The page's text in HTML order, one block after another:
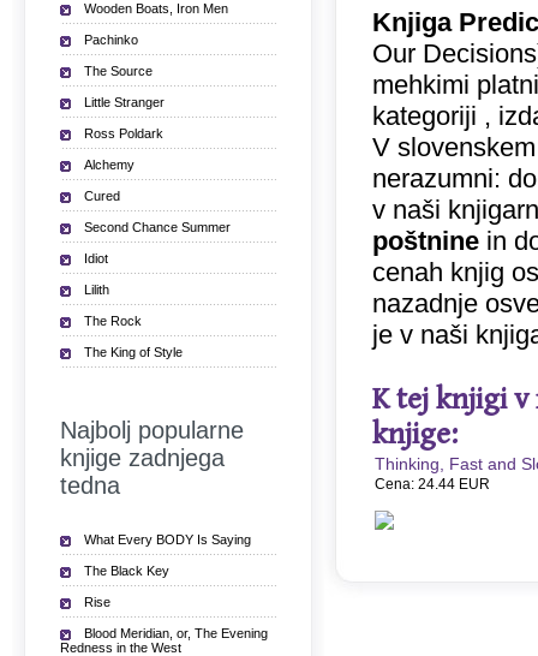
Knjiga
Our
mehkimi
kategoriji ,
V
nerazumni:
v naši
poštnine in
cenah knjig
nazadnje
je v naši
K tej knjigi v
knjige:
Thinking, Fast and
Cena: 24.44 EUR
Wooden Boats, Iron Men
Pachinko
The Source
Little Stranger
Ross Poldark
Alchemy
Cured
Second Chance Summer
Idiot
Lilith
The Rock
The King of Style
Najbolj popularne
knjige zadnjega
tedna
What Every BODY Is Saying
The Black Key
Rise
Blood Meridian, or, The Evening
Redness in the West